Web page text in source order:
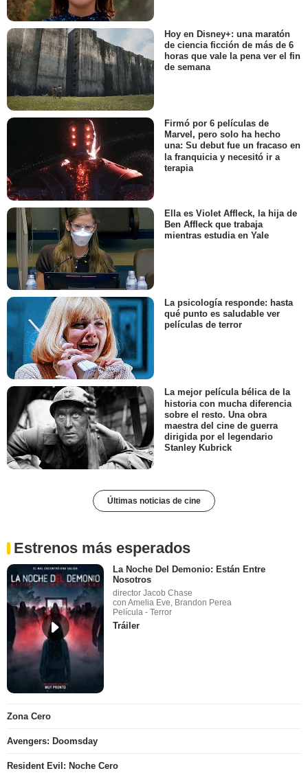
Hoy en Disney+: una maratón
de ciencia ficción de más de 6
horas que vale la pena ver el fin
de semana
Firmó por 6 películas de
Marvel, pero solo ha hecho
una: Su debut fue un fracaso en
la franquicia y necesitó ir a
terapia
Ella es Violet Affleck, la hija de
Ben Affleck que trabaja
mientras estudia en Yale
La psicología responde: hasta
qué punto es saludable ver
películas de terror
La mejor película bélica de la
historia con mucha diferencia
sobre el resto. Una obra
maestra del cine de guerra
dirigida por el legendario
Stanley Kubrick
Últimas noticias de cine
Estrenos más esperados
La Noche Del Demonio: Están Entre
Nosotros
director Jacob Chase
con Amelia Eve, Brandon Perea
Película - Terror
Tráiler
Zona Cero
Avengers: Doomsday
Resident Evil: Noche Cero